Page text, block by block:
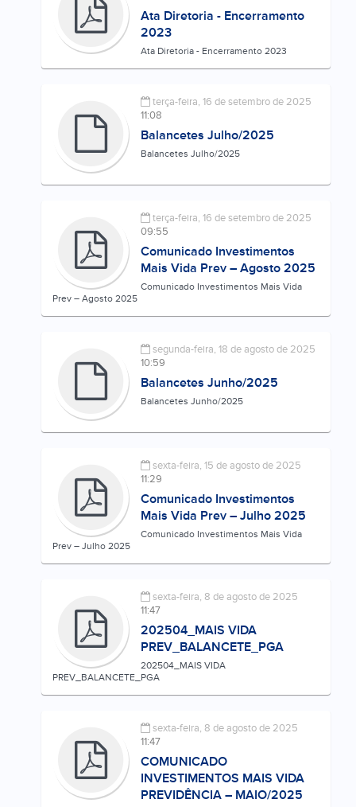
Ata Diretoria - Encerramento
2023
Ata Diretoria - Encerramento 2023
terça-feira, 16 de setembro de 2025
11:08
Balancetes Julho/2025
Balancetes Julho/2025
terça-feira, 16 de setembro de 2025
09:55
Comunicado Investimentos
Mais Vida Prev – Agosto 2025
Comunicado Investimentos Mais Vida
Prev – Agosto 2025
segunda-feira, 18 de agosto de 2025
10:59
Balancetes Junho/2025
Balancetes Junho/2025
sexta-feira, 15 de agosto de 2025
11:29
Comunicado Investimentos
Mais Vida Prev – Julho 2025
Comunicado Investimentos Mais Vida
Prev – Julho 2025
sexta-feira, 8 de agosto de 2025
11:47
202504_MAIS VIDA
PREV_BALANCETE_PGA
202504_MAIS VIDA
PREV_BALANCETE_PGA
sexta-feira, 8 de agosto de 2025
11:47
COMUNICADO
INVESTIMENTOS MAIS VIDA
PREVIDÊNCIA – MAIO/2025